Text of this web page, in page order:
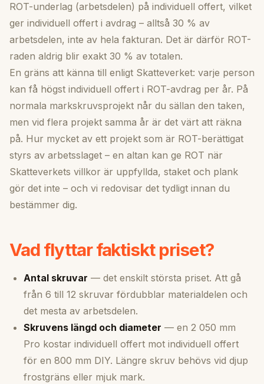
ROT-underlag (arbetsdelen) på individuell offert, vilket
ger individuell offert i avdrag – alltså 30 % av
arbetsdelen, inte av hela fakturan. Det är därför ROT-
raden aldrig blir exakt 30 % av totalen.
En gräns att känna till enligt Skatteverket: varje person
kan få högst individuell offert i ROT-avdrag per år. På
normala markskruvsprojekt når du sällan den taken,
men vid flera projekt samma år är det värt att räkna
på. Hur mycket av ett projekt som är ROT-berättigat
styrs av arbetsslaget – en altan kan ge ROT när
Skatteverkets villkor är uppfyllda, staket och plank
gör det inte – och vi redovisar det tydligt innan du
bestämmer dig.
Vad flyttar faktiskt priset?
Antal skruvar — det enskilt största priset. Att gå
från 6 till 12 skruvar fördubblar materialdelen och
det mesta av arbetsdelen.
Skruvens längd och diameter — en 2 050 mm
Pro kostar individuell offert mot individuell offert
för en 800 mm DIY. Längre skruv behövs vid djup
frostgräns eller mjuk mark.